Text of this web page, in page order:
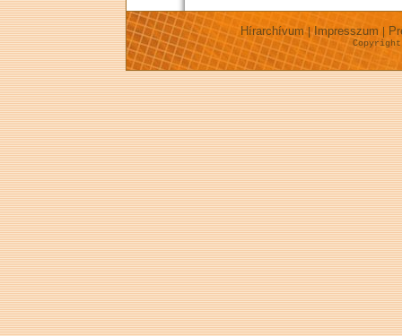
Hírarchívum |Impresszum